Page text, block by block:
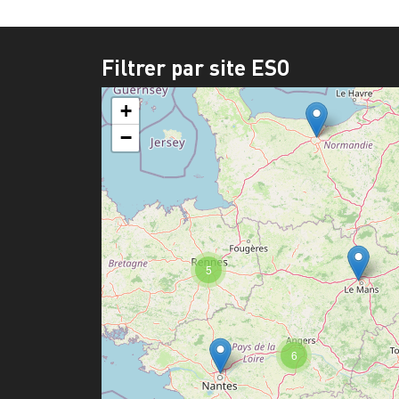
Filtrer par site ESO
6
5
+
−